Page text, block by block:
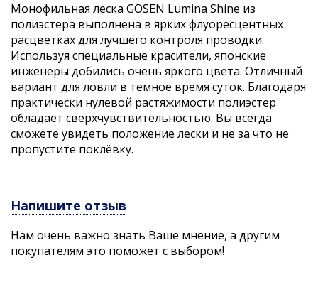
Монофильная леска GOSEN Lumina Shine из
полиэстера выполнена в ярких флуоресцентных
расцветках для лучшего контроля проводки.
Используя специальные красители, японские
инженеры добились очень яркого цвета. Отличный
вариант для ловли в темное время суток. Благодаря
практически нулевой растяжимости полиэстер
обладает сверхчувствительностью. Вы всегда
сможете увидеть положение лески и не за что не
пропустите поклёвку.
Напишите отзыв
Нам очень важно знать Ваше мнение, а другим
покупателям это поможет с выбором!